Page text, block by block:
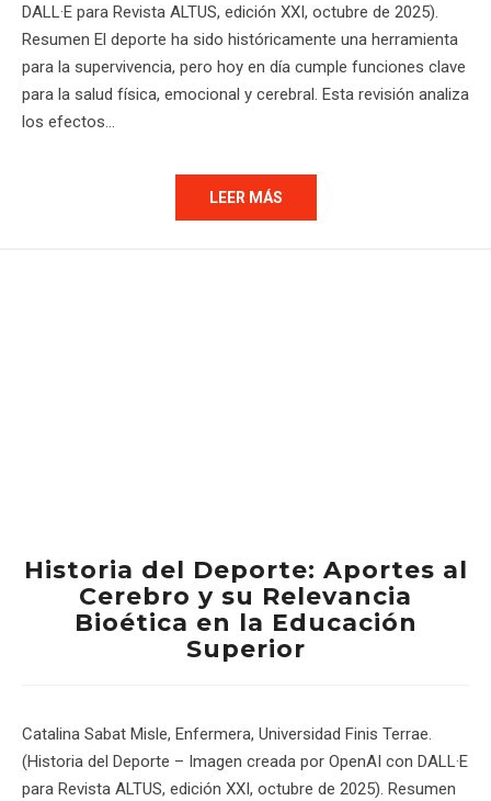
DALL·E para Revista ALTUS, edición XXI, octubre de 2025).
Resumen El deporte ha sido históricamente una herramienta
para la supervivencia, pero hoy en día cumple funciones clave
para la salud física, emocional y cerebral. Esta revisión analiza
los efectos…
LEER MÁS
Historia del Deporte: Aportes al
Cerebro y su Relevancia
Bioética en la Educación
Superior
Catalina Sabat Misle, Enfermera, Universidad Finis Terrae.
(Historia del Deporte – Imagen creada por OpenAI con DALL·E
para Revista ALTUS, edición XXI, octubre de 2025). Resumen